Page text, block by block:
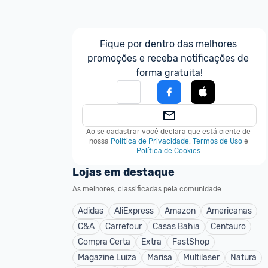
Fique por dentro das melhores
promoções e receba notificações de
forma gratuita!
Ao se cadastrar você declara que está ciente de
nossa Política de Privacidade, Termos de Uso e
Política de Cookies.
Lojas em destaque
As melhores, classificadas pela comunidade
Adidas AliExpress Amazon
Americanas
C&A
Carrefour Casas Bahia
Centauro
Compra Certa
Extra
FastShop
Magazine Luiza
Marisa Multilaser
Natura